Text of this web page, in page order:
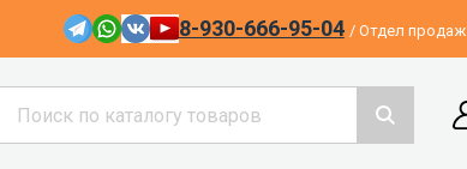
8-930-666-95-04 / Отдел продаж